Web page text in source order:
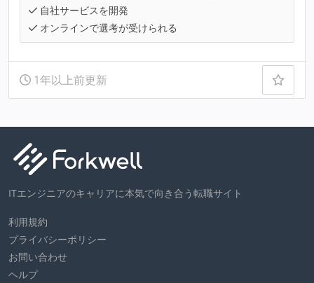
自社サービスを開発
オンラインで選考が受けられる
1年以上前更新
ITエンジニアのキャリアに本気で向き合う転職サイト
利用規約
プライバシーポリシー
お問い合わせ
ヘルプ